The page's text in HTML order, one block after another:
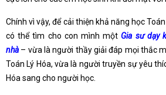
Chính vì vậy, để cải thiện khả năng học
có thể tìm cho con mình một Gia sư dạy
nhà – vừa là người thầy giải đáp mọi thắc
Toán Lý Hóa, vừa là người truyền sự yêu
Hóa sang cho người học.